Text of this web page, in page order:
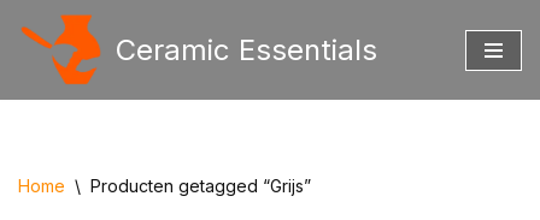
Ceramic Essentials
Home \ Producten getagged “Grijs”